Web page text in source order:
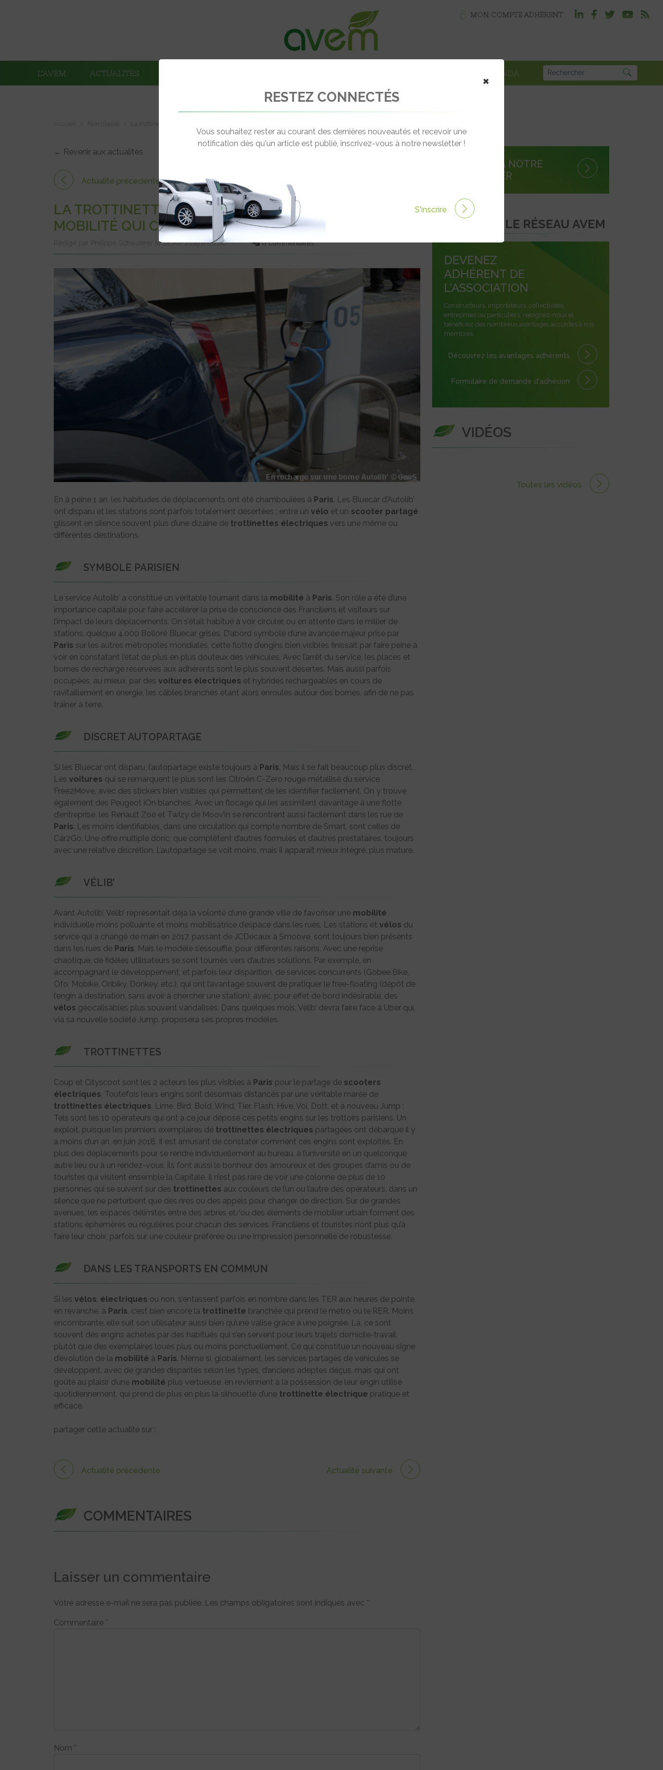
MON COMPTE ADHÉRENT
L’AVEM ACTUALITÉS AGENDA
← Revenir aux actualités
Actualité précédente
LA TROTTINETTE ÉLECTRIQUE S’IMPOSE DANS UNE
MOBILITÉ QUI CHANGE À PARIS
Rédigé par Philippe Schwoerer le 18 Avr 2019 à 00:00 0 commentaires
En à peine 1 an, les habitudes de déplacements ont été chamboulées à Paris. Les Bluecar d’Autolib’
ont disparu et les stations sont parfois totalement désertées ; entre un vélo et un scooter partagé
glissent en silence souvent plus d’une dizaine de trottinettes électriques vers une même ou
différentes destinations.
SYMBOLE PARISIEN
Le service Autolib’ a constitué un véritable tournant dans la mobilité à Paris. Son rôle a été d’une
importance capitale pour faire accélérer la prise de conscience des Franciliens et visiteurs sur
l’impact de leurs déplacements. On s’était habitué à voir circuler, ou en attente dans le millier de
stations, quelque 4.000 Bolloré Bluecar grises. D’abord symbole d’une avancée majeur prise par
Paris sur les autres métropoles mondiales, cette flotte d’engins bien visibles finissait par faire peine à
voir en constatant l’état de plus en plus douteux des véhicules. Avec l’arrêt du service, les places et
bornes de recharge réservées aux adhérents sont le plus souvent désertes. Mais aussi parfois
occupées, au mieux, par des voitures électriques et hybrides rechargeables en cours de
ravitaillement en énergie, les câbles branchés étant alors enroulés autour des bornes, afin de ne pas
traîner à terre.
DISCRET AUTOPARTAGE
Si les Bluecar ont disparu, l’autopartage existe toujours à Paris. Mais il se fait beaucoup plus discret.
Les voitures qui se remarquent le plus sont les Citroën C-Zero rouge métallisé du service
Free2Move, avec des stickers bien visibles qui permettent de les identifier facilement. On y trouve
également des Peugeot iOn blanches. Avec un flocage qui les assimilent davantage à une flotte
d’entreprise, les Renault Zoé et Twizy de Moov’in se rencontrent aussi facilement dans les rue de
Paris. Les moins identifiables, dans une circulation qui compte nombre de Smart, sont celles de
Car2Go. Une offre multiple donc, que complètent d’autres formules et d’autres prestataires, toujours
avec une relative discrétion. L’autopartage se voit moins, mais il apparaît mieux intégré, plus mature.
VÉLIB’
Avant Autolib’, Vélib’ représentait déjà la volonté d’une grande ville de favoriser une mobilité
individuelle moins polluante et moins mobilisatrice d’espace dans les rues. Les stations et vélos du
service qui a changé de main en 2017, passant de JCDecaux à Smoove, sont toujours bien présents
dans les rues de Paris. Mais le modèle s’essouffle, pour différentes raisons. Avec une reprise
chaotique, de fidèles utilisateurs se sont tournés vers d’autres solutions. Par exemple, en
accompagnant le développement, et parfois leur disparition, de services concurrents (Gobee.Bike,
Ofo, Mobike, Oribiky, Donkey, etc.), qui ont l’avantage souvent de pratiquer le free-floating (dépôt de
l’engin à destination, sans avoir à chercher une station), avec, pour effet de bord indésirable, des
vélos géocalisables plus souvent vandalisés. Dans quelques mois, Vélib’ devra faire face à Uber qui,
via sa nouvelle société Jump, proposera ses propres modèles.
TROTTINETTES
Coup et Cityscoot sont les 2 acteurs les plus visibles à Paris pour le partage de scooters
électriques. Toutefois leurs engins sont désormais distancés par une véritable marée de
trottinettes électriques. Lime, Bird, Bold, Wind, Tier, Flash, Hive, Voi, Dott, et à nouveau Jump :
Tels sont les 10 opérateurs qui ont à ce jour déposé ces petits engins sur les trottoirs parisiens. Un
exploit, puisque les premiers exemplaires de trottinettes électriques partagées ont débarqué il y
a moins d’un an, en juin 2018. Il est amusant de constater comment ces engins sont exploités. En
plus des déplacements pour se rendre individuellement au bureau, à l’université en un quelconque
autre lieu ou à un rendez-vous, ils font aussi le bonheur des amoureux et des groupes d’amis ou de
touristes qui visitent ensemble la Capitale. Il n’est pas rare de voir une colonne de plus de 10
personnes qui se suivent sur des trottinettes aux couleurs de l’un ou l’autre des opérateurs, dans un
silence que ne perturbent que des rires ou des appels pour changer de direction. Sur de grandes
avenues, les espaces délimités entre des arbres et/ou des éléments de mobilier urbain forment des
stations éphémères ou régulières pour chacun des services. Franciliens et touristes n’ont plus qu’à
faire leur choix, parfois sur une couleur préférée ou une impression personnelle de robustesse.
DANS LES TRANSPORTS EN COMMUN
Si les vélos, électriques ou non, s’entassent parfois en nombre dans les TER aux heures de pointe,
en revanche, à Paris, c’est bien encore la trottinette branchée qui prend le métro ou le RER. Moins
encombrante, elle suit son utilisateur aussi bien qu’une valise grâce à une poignée. Là, ce sont
souvent des engins achetés par des habitués qui s’en servent pour leurs trajets domicile-travail,
plutôt que des exemplaires loués plus ou moins ponctuellement. Ce qui constitue un nouveau signe
d’évolution de la mobilité à Paris. Même si, globalement, les services partagés de véhicules se
développent, avec de grandes disparités selon les types, d’anciens adeptes déçus, mais qui ont
goûté au plaisir d’une mobilité plus vertueuse, en reviennent à la possession de leur engin utilisé
quotidiennement, qui prend de plus en plus la silhouette d’une trottinette électrique pratique et
efficace.
partager cette actualité sur :
Actualité précédente Actualité suivante
COMMENTAIRES
Laisser un commentaire
Votre adresse e-mail ne sera pas publiée. Les champs obligatoires sont indiqués avec *
Commentaire *
Nom *
S'INSCRIRE À NOTRE
NEWSLETTER
REJOINDRE LE RÉSEAU AVEM
DEVENEZ
ADHÉRENT DE
L'ASSOCIATION
Constructeurs, importateurs, collectivités,
entreprises ou particuliers, rejoignez-nous et
bénéficiez des nombreux avantages accordés à nos
membres.
Découvrez les avantages adhérents
Formulaire de demande d'adhésion
VIDÉOS
Toutes les vidéos
×
RESTEZ CONNECTÉS
Vous souhaitez rester au courant des dernières nouveautés et recevoir une
notification dès qu'un article est publié, inscrivez-vous à notre newsletter !
S'inscrire